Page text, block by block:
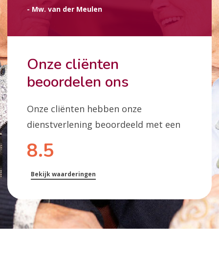
Onze cliënten
beoordelen ons
Onze cliënten hebben onze
dienstverlening beoordeeld met een
8.5
Bekijk waarderingen
- Mw. van der Meulen